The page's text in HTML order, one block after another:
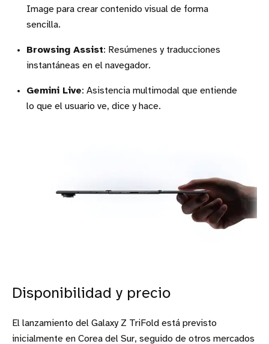
Image para crear contenido visual de forma
sencilla.
Browsing Assist: Resúmenes y traducciones
instantáneas en el navegador.
Gemini Live: Asistencia multimodal que entiende
lo que el usuario ve, dice y hace.
Disponibilidad y precio
El lanzamiento del Galaxy Z TriFold está previsto
inicialmente en Corea del Sur, seguido de otros mercados